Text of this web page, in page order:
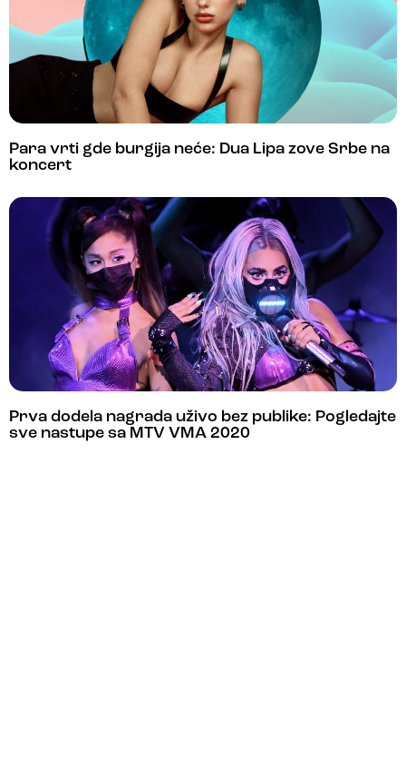
Para vrti gde burgija neće: Dua Lipa zove Srbe na
koncert
Prva dodela nagrada uživo bez publike: Pogledajte
sve nastupe sa MTV VMA 2020